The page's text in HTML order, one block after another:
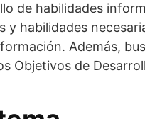
de habilidades
y habilidades
Además,
Objetivos de